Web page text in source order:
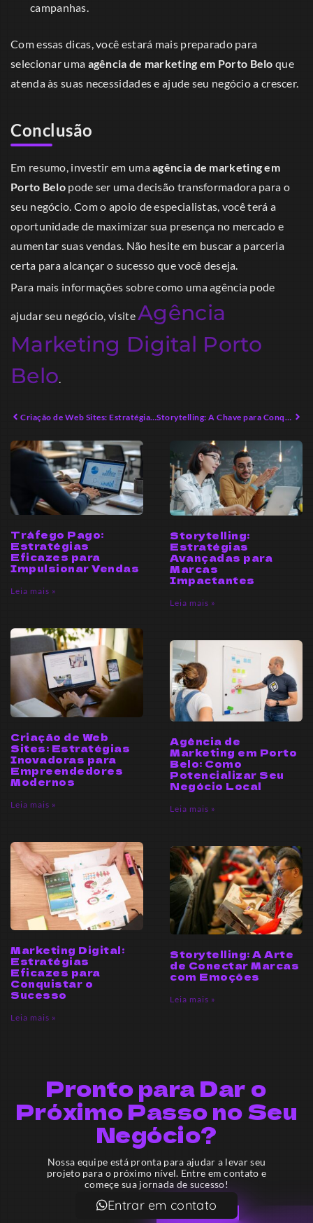
campanhas.
Com essas dicas, você estará mais preparado para
selecionar uma agência de marketing em Porto Belo que
atenda às suas necessidades e ajude seu negócio a crescer.
Conclusão
Em resumo, investir em umaagência de marketing em
Porto Belo pode ser uma decisão transformadora para o
seu negócio. Com o apoio de especialistas, você terá a
oportunidade de maximizar sua presença no mercado e
aumentar suas vendas. Não hesite em buscar a parceria
certa para alcançar o sucesso que você deseja.
Para mais informações sobre como uma agência pode
ajudar seu negócio, visiteAgência
Marketing Digital Porto
Belo
Criação de Web Sites: Estratégias Avançadas para Empreendedores em 2026 Storytelling: A Chave para Conquistar Seu Público em 2026
Tráfego Pago:
Estratégias
Eficazes para
Impulsionar Vendas
Leia mais »
Storytelling:
Estratégias
Avançadas para
Marcas
Impactantes
Leia mais »
Criação de Web
Sites: Estratégias
Inovadoras para
Empreendedores
Modernos
Leia mais »
Agência de
Marketing em Porto
Belo: Como
Potencializar Seu
Negócio Local
Leia mais »
Marketing Digital:
Estratégias
Eficazes para
Conquistar o
Sucesso
Leia mais »
Storytelling: A Arte
de Conectar Marcas
com Emoções
Leia mais »
Pronto para Dar o
Próximo Passo no Seu
Negócio?
Nossa equipe está pronta para ajudar a levar seu
projeto para o próximo nível. Entre em contato e
começe sua jornada de sucesso!
Entrar em contato